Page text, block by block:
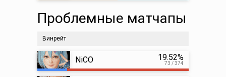
Проблемные матчапы
Винрейт
NiCO 19.52%
73 / 374